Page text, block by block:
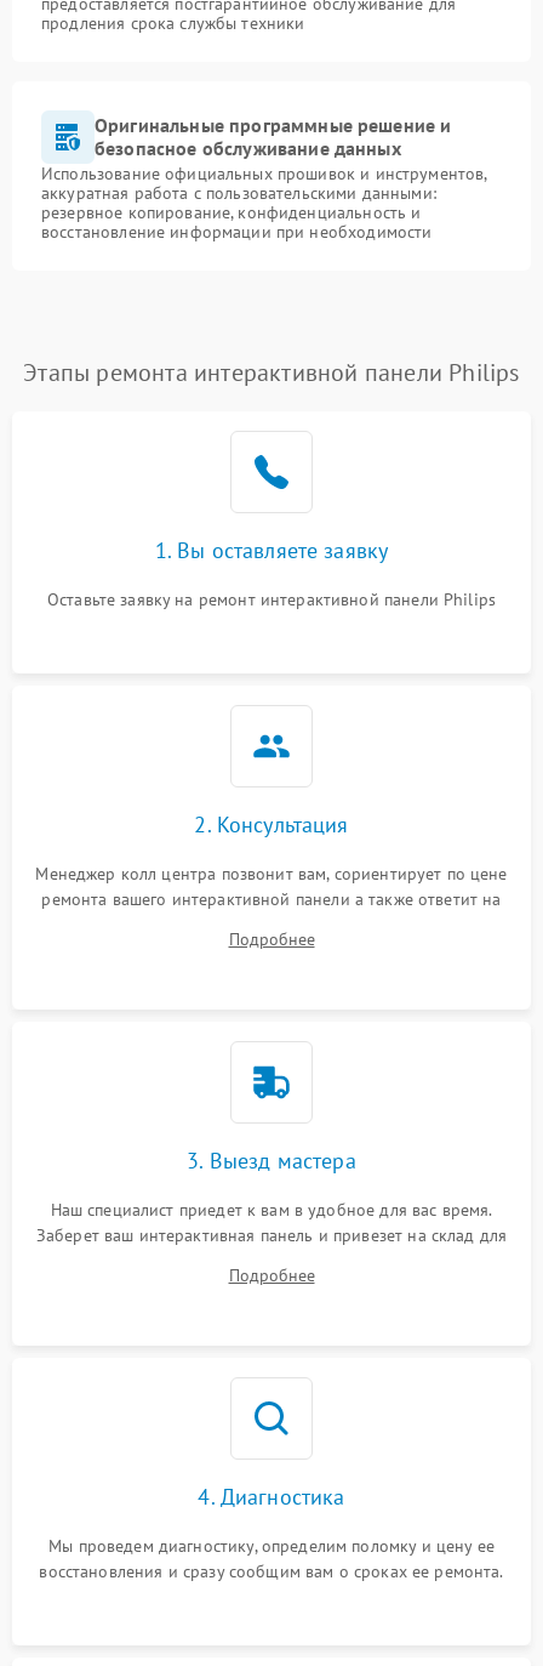
продления срока службы техники
Оригинальные программные решение и
безопасное обслуживание данных
Использование официальных прошивок и инструментов,
аккуратная работа с пользовательскими данными:
резервное копирование, конфиденциальность и
восстановление информации при необходимости
Этапы ремонта интерактивной панели Philips
1. Вы оставляете заявку
Оставьте заявку на ремонт интерактивной панели Philips
2. Консультация
Менеджер колл центра позвонит вам, сориентирует по цене
ремонта вашего интерактивной панели а также ответит на
Подробнее
3. Выезд мастера
Наш специалист приедет к вам в удобное для вас время.
Заберет ваш интерактивная панель и привезет на склад для
Подробнее
4. Диагностика
Мы проведем диагностику, определим поломку и цену ее
восстановления и сразу сообщим вам о сроках ее ремонта.